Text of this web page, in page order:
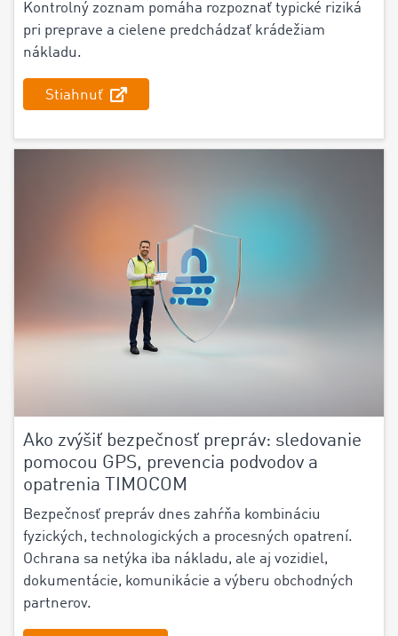
Kontrolný zoznam pomáha rozpoznať typické riziká
pri preprave a cielene predchádzať krádežiam
nákladu.
Stiahnuť
Ako zvýšiť bezpečnosť prepráv: sledovanie
pomocou GPS, prevencia podvodov a
opatrenia TIMOCOM
Bezpečnosť prepráv dnes zahŕňa kombináciu
fyzických, technologických a procesných opatrení.
Ochrana sa netýka iba nákladu, ale aj vozidiel,
dokumentácie, komunikácie a výberu obchodných
partnerov.